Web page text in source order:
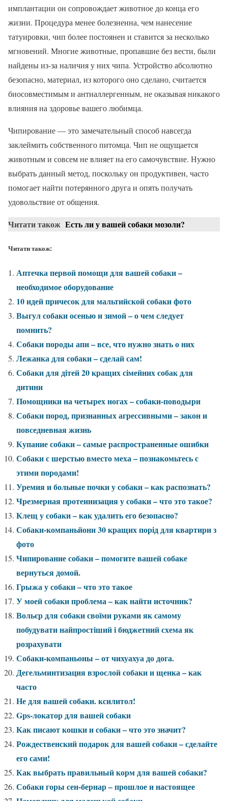
имплантации он сопровождает животное до конца его
жизни. Процедура менее болезненна, чем нанесение
татуировки, чип более постоянен и ставится за несколько
мгновений. Многие животные, пропавшие без вести, были
найдены из-за наличия у них чипа. Устройство абсолютно
безопасно, материал, из которого оно сделано, считается
биосовместимым и антиаллергенным, не оказывая никакого
влияния на здоровье вашего любимца.
Чипирование — это замечательный способ навсегда
заклеймить собственного питомца. Чип не ощущается
животным и совсем не влияет на его самочувствие. Нужно
выбрать данный метод, поскольку он продуктивен, часто
помогает найти потерянного друга и опять получать
удовольствие от общения.
Читати також Есть ли у вашей собаки мозоли?
Читати також:
Аптечка первой помощи для вашей собаки –
необходимое оборудование
10 идей причесок для мальтийской собаки фото
Выгул собаки осенью и зимой – о чем следует
помнить?
Собаки породы апи – все, что нужно знать о них
Лежанка для собаки – сделай сам!
Собаки для дітей 20 кращих сімейних собак для
дитини
Помощники на четырех ногах – собаки-поводыри
Собаки пород, признанных агрессивными – закон и
повседневная жизнь
Купание собаки – самые распространенные ошибки
Собаки с шерстью вместо меха – познакомьтесь с
этими породами!
Уремия и больные почки у собаки – как распознать?
Чрезмерная протеинизация у собаки – что это такое?
Клещ у собаки – как удалить его безопасно?
Собаки-компаньйони 30 кращих порід для квартири з
фото
Чипирование собаки – помогите вашей собаке
вернуться домой.
Грыжа у собаки – что это такое
У моей собаки проблема – как найти источник?
Вольєр для собаки своїми руками як самому
побудувати найпростіший і бюджетний схема як
розрахувати
Собаки-компаньоны – от чихуахуа до дога.
Дегельминтизация взрослой собаки и щенка – как
часто
Не для вашей собаки. ксилитол!
Gps-локатор для вашей собаки
Как писают кошки и собаки – что это значит?
Рождественский подарок для вашей собаки – сделайте
его сами!
Как выбрать правильный корм для вашей собаки?
Собаки горы сен-бернар – прошлое и настоящее